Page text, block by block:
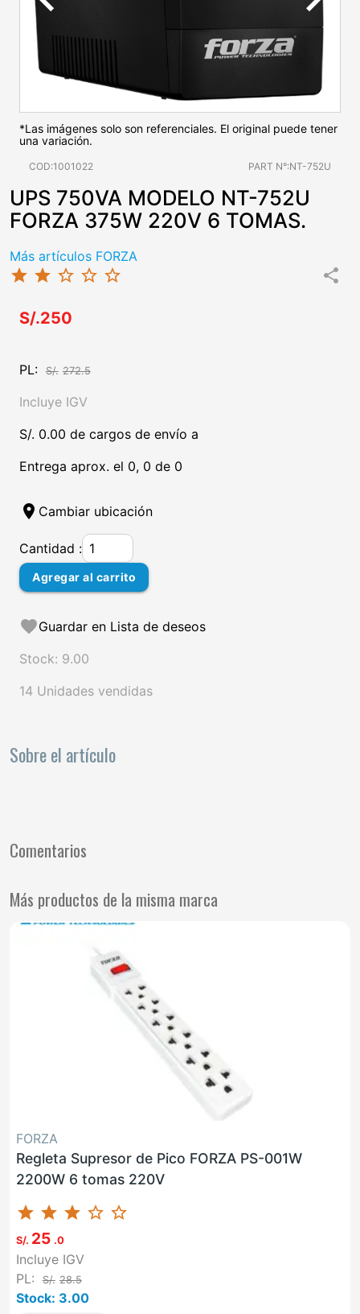
*Las imágenes solo son referenciales. El original puede tener
una variación.
COD:1001022 PART N°:NT-752U
UPS 750VA MODELO NT-752U
FORZA 375W 220V 6 TOMAS.
Más artículos FORZA
star star star_border star_border star_border share
S/.250
PL: S/. 272.5
Incluye IGV
S/. 0.00 de cargos de envío a
Entrega aprox. el 0, 0 de 0
location_on Cambiar ubicación
Cantidad :
Agregar al carrito
favoriteGuardar en Lista de deseos
Stock: 9.00
14 Unidades vendidas
Sobre el artículo
Comentarios
Más productos de la misma marca
FORZA
Regleta Supresor de Pico FORZA PS-001W
2200W 6 tomas 220V
star star star star_border star_border
S/. 25 .0
Incluye IGV
PL:
S/. 28.5
Stock: 3.00